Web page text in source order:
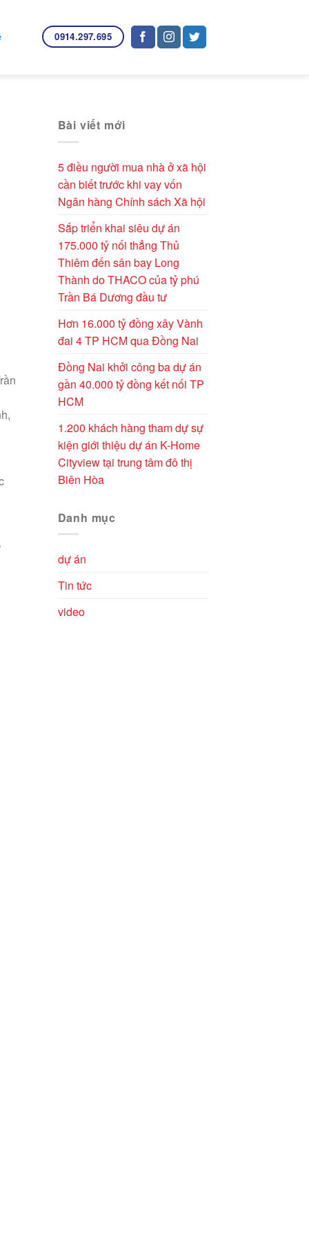
0914.297.695
Bài viết mới
5 điều người mua nhà ở xã hội
cần biết trước khi vay vốn
Ngân hàng Chính sách Xã hội
Sắp triển khai siêu dự án
175.000 tỷ nối thẳng Thủ
Thiêm đến sân bay Long
Thành do THACO của tỷ phú
Trần Bá Dương đầu tư
Hơn 16.000 tỷ đồng xây Vành
đai 4 TP HCM qua Đồng Nai
Đồng Nai khởi công ba dự án
gần 40.000 tỷ đồng kết nối TP
HCM
1.200 khách hàng tham dự sự
kiện giới thiệu dự án K-Home
Cityview tại trung tâm đô thị
Biên Hòa
Danh mục
dự án
Tin tức
video